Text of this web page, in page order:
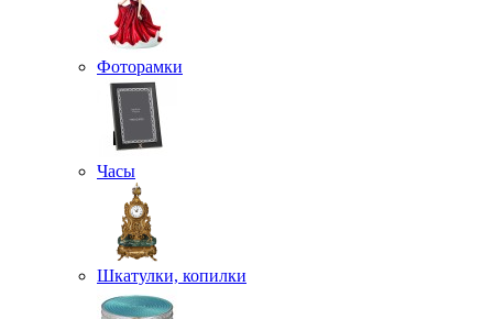
Фоторамки
Часы
Шкатулки, копилки